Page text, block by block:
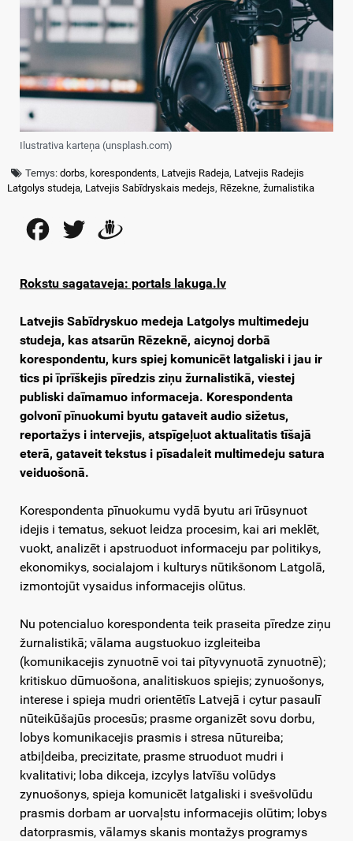
Ilustrativa karteņa (unsplash.com)
Temys:dorbs, korespondents, Latvejis Radeja, Latvejis Radejis
Latgolys studeja, Latvejis Sabīdryskais medejs, Rēzekne, žurnalistika
FacebookTwitter
Rokstu sagataveja: portals lakuga.lv
Latvejis Sabīdryskuo medeja Latgolys multimedeju
studeja, kas atsarūn Rēzeknē, aicynoj dorbā
korespondentu, kurs spiej komunicēt latgaliski i jau ir
tics pi īprīškejis pīredzis ziņu žurnalistikā, viestej
publiski daīmamuo informaceja. Korespondenta
golvonī pīnuokumi byutu gataveit audio sižetus,
reportažys i intervejis, atspīgeļuot aktualitatis tīšajā
eterā, gataveit tekstus i pīsadaleit multimedeju satura
veiduošonā.
Korespondenta pīnuokumu vydā byutu ari īrūsynuot
idejis i tematus, sekuot leidza procesim, kai ari meklēt,
vuokt, analizēt i apstruoduot informaceju par politikys,
ekonomikys, socialajom i kulturys nūtikšonom Latgolā,
izmontojūt vysaidus informacejis olūtus.
Nu potencialuo korespondenta teik praseita pīredze ziņu
žurnalistikā; vālama augstuokuo izgleiteiba
(komunikacejis zynuotnē voi tai pītyvynuotā zynuotnē);
kritiskuo dūmuošona, analitiskuos spiejis; zynuošonys,
interese i spieja mudri orientētīs Latvejā i cytur pasaulī
nūteikūšajūs procesūs; prasme organizēt sovu dorbu,
lobys komunikacejis prasmis i stresa nūtureiba;
atbiļdeiba, precizitate, prasme struoduot mudri i
kvalitativi; loba dikceja, izcylys latvīšu volūdys
zynuošonys, spieja komunicēt latgaliski i svešvolūdu
prasmis dorbam ar uorvaļstu informacejis olūtim; lobys
datorprasmis, vālamys skanis montažys programys